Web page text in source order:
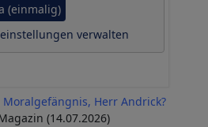
(einmalig)
verwalten
Herr Andrick?
(14.07.2026)